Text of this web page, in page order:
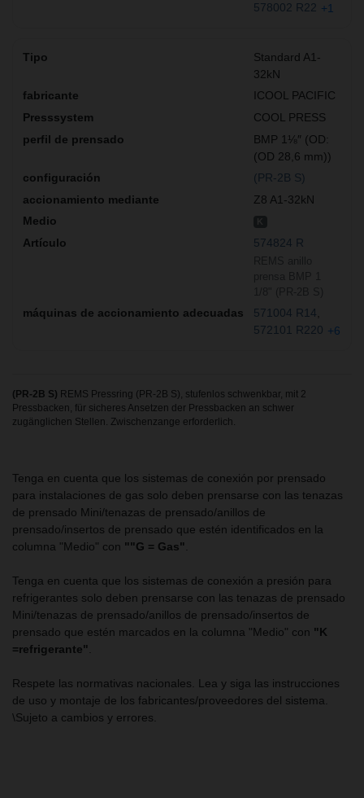
578002 R22 +1
Standard A1-
32kN
ICOOL PACIFIC
COOL PRESS
BMP 1⅛″ (OD:
(OD 28,6 mm))
(PR-2B S)
Z8 A1-32kN
574824 R
571004 R14
572101 R220 +6
(PR-2B S) REMS Pressring (PR-2B S), stufenlos schwenkbar, mit 2
Pressbacken, für sicheres Ansetzen der Pressbacken an schwer
zugänglichen Stellen. Zwischenzange erforderlich.
Tenga en cuenta que los sistemas de conexión por prensado
para instalaciones de gas solo deben prensarse con las tenazas
de prensado Mini/tenazas de prensado/anillos de
prensado/insertos de prensado que estén identificados en la
columna "Medio" con ""G = Gas"
Tenga en cuenta que los sistemas de conexión a presión para
refrigerantes solo deben prensarse con las tenazas de prensado
Mini/tenazas de prensado/anillos de prensado/insertos de
prensado que estén marcados en la columna "Medio" con "K
=refrigerante"
Respete las normativas nacionales. Lea y siga las instrucciones
de uso y montaje de los fabricantes/proveedores del sistema.
\Sujeto a cambios y errores.